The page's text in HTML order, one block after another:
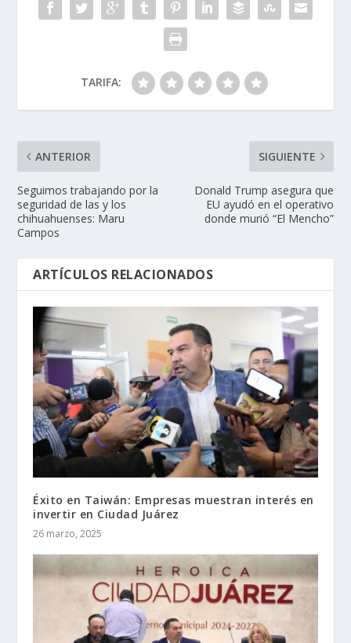
TARIFA:
ANTERIOR
Seguimos trabajando por la
seguridad de las y los
chihuahuenses: Maru
Campos
SIGUIENTE
Donald Trump asegura que
EU ayudó en el operativo
donde murió “El Mencho”
ARTÍCULOS RELACIONADOS
Éxito en Taiwán: Empresas muestran interés en
invertir en Ciudad Juárez
26 marzo, 2025